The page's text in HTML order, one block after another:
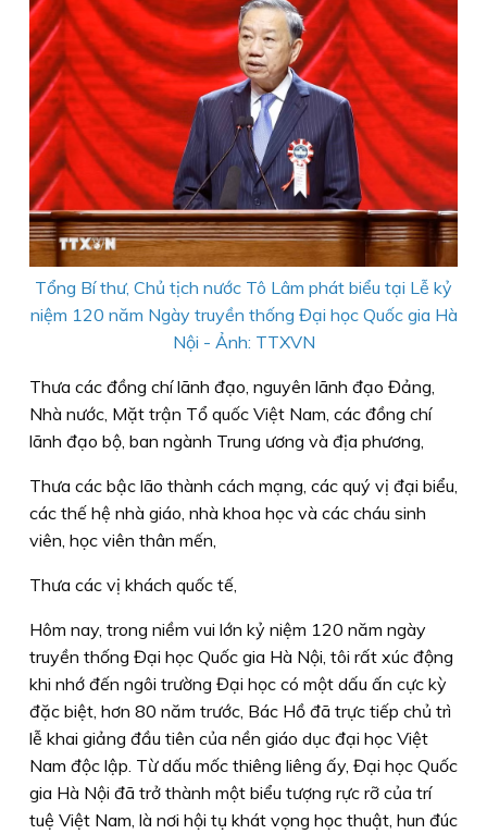
Tổng Bí thư, Chủ tịch nước Tô Lâm phát biểu tại Lễ kỷ
niệm 120 năm Ngày truyền thống Đại học Quốc gia Hà
Nội - Ảnh: TTXVN
Thưa các đồng chí lãnh đạo, nguyên lãnh đạo Đảng,
Nhà nước, Mặt trận Tổ quốc Việt Nam, các đồng chí
lãnh đạo bộ, ban ngành Trung ương và địa phương,
Thưa các bậc lão thành cách mạng, các quý vị đại biểu,
các thế hệ nhà giáo, nhà khoa học và các cháu sinh
viên, học viên thân mến,
Thưa các vị khách quốc tế,
Hôm nay, trong niềm vui lớn kỷ niệm 120 năm ngày
truyền thống Đại học Quốc gia Hà Nội, tôi rất xúc động
khi nhớ đến ngôi trường Đại học có một dấu ấn cực kỳ
đặc biệt, hơn 80 năm trước, Bác Hồ đã trực tiếp chủ trì
lễ khai giảng đầu tiên của nền giáo dục đại học Việt
Nam độc lập. Từ dấu mốc thiêng liêng ấy, Đại học Quốc
gia Hà Nội đã trở thành một biểu tượng rực rỡ của trí
tuệ Việt Nam, là nơi hội tụ khát vọng học thuật, hun đúc